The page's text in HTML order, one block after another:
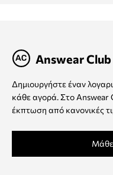
Answear Club
Δημιουργήστε έναν
κάθε αγορά. Στο Answear
έκπτωση από κανονικές